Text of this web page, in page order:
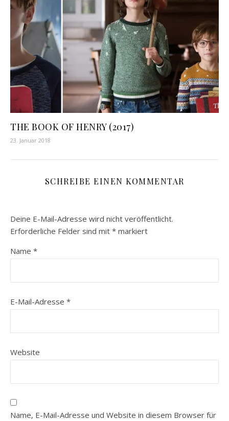
THE BOOK OF HENRY (2017)
23. Januar 2018
SCHREIBE EINEN KOMMENTAR
Deine E-Mail-Adresse wird nicht veröffentlicht.
Erforderliche Felder sind mit * markiert
Name *
E-Mail-Adresse *
Website
Name, E-Mail-Adresse und Website in diesem Browser für